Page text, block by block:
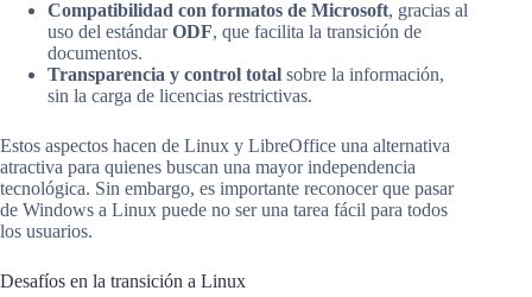
Compatibilidad con formatos de Microsoft, gracias al
uso del estándarODF, que facilita la transición de
documentos.
Transparencia y control total sobre la información,
sin la carga de licencias restrictivas.
Estos aspectos hacen de Linux y LibreOffice una alternativa
atractiva para quienes buscan una mayor independencia
tecnológica. Sin embargo, es importante reconocer que pasar
de Windows a Linux puede no ser una tarea fácil para todos
los usuarios.
Desafíos en la transición a Linux